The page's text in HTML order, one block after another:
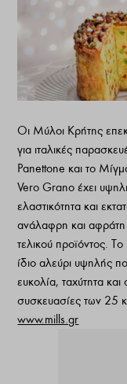
Οι Μύλοι Κρήτης
για ιταλικές
Panettone και το
Vero Grano έχει
ελαστικότητα και
ανάλαφρη και αφράτη
τελικού προϊόντος.
ίδιο αλεύρι υψηλής
ευκολία, ταχύτητα
συσκευασίες των 25
www.mills.gr